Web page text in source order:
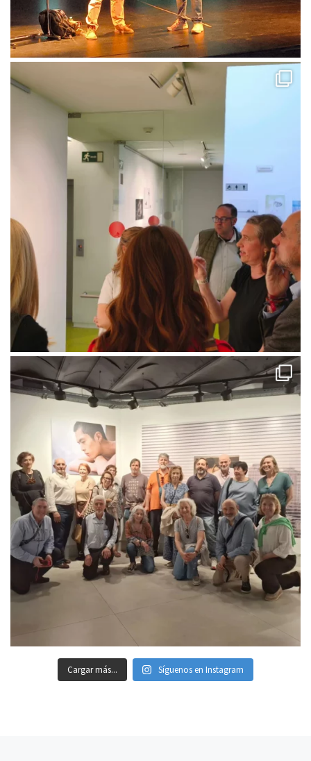
Cargar más... Síguenos en Instagram